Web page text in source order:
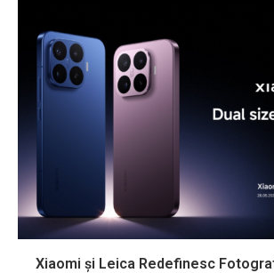
Xiaomi și Leica Redefinesc